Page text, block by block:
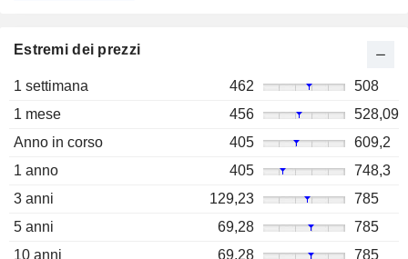
Estremi dei prezzi
1 settimana 462
508
1 mese
456
528,09
Anno in corso
405
609,2
1 anno
405
748,3
3 anni
129,23
785
5 anni
69,28
785
10 anni
69,28 785